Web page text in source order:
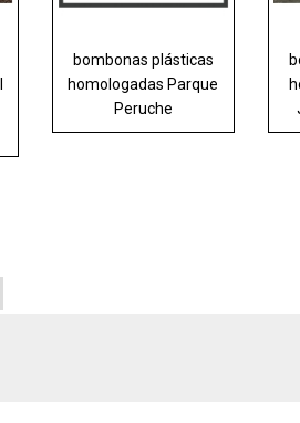
bombonas plásticas
homologadas Parque
Peruche